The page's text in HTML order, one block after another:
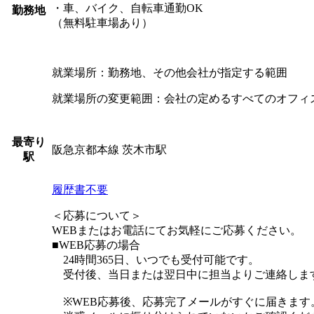
勤務地
・車、バイク、自転車通勤OK
（無料駐車場あり）
就業場所：勤務地、その他会社が指定する範囲
就業場所の変更範囲：会社の定めるすべてのオフィ
最寄り
駅
阪急京都本線 茨木市駅
履歴書不要
＜応募について＞
WEBまたはお電話にてお気軽にご応募ください。
■WEB応募の場合
24時間365日、いつでも受付可能です。
受付後、当日または翌日中に担当よりご連絡しま
※WEB応募後、応募完了メールがすぐに届きます